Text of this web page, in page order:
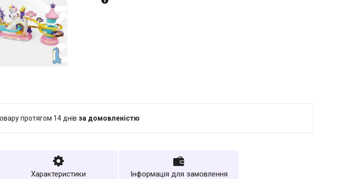
протягом 14 днів за домовленістю
Характеристики Інформація для замовлення